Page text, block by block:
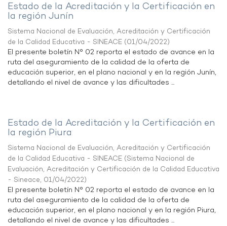
Estado de la Acreditación y la Certificación en
la región Junín
Sistema Nacional de Evaluación, Acreditación y Certificación
de la Calidad Educativa - SINEACE (01/04/2022)
El presente boletín N° 02 reporta el estado de avance en la
ruta del aseguramiento de la calidad de la oferta de
educación superior, en el plano nacional y en la región Junín,
detallando el nivel de avance y las dificultades ...
Estado de la Acreditación y la Certificación en
la región Piura
Sistema Nacional de Evaluación, Acreditación y Certificación
de la Calidad Educativa - SINEACE (Sistema Nacional de
Evaluación, Acreditación y Certificación de la Calidad Educativa
- Sineace, 01/04/2022)
El presente boletín N° 02 reporta el estado de avance en la
ruta del aseguramiento de la calidad de la oferta de
educación superior, en el plano nacional y en la región Piura,
detallando el nivel de avance y las dificultades ...